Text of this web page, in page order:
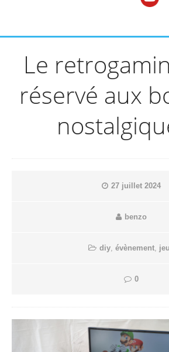
Le
réservé aux
27 juillet 2024
benzo
diy, évènement,
0